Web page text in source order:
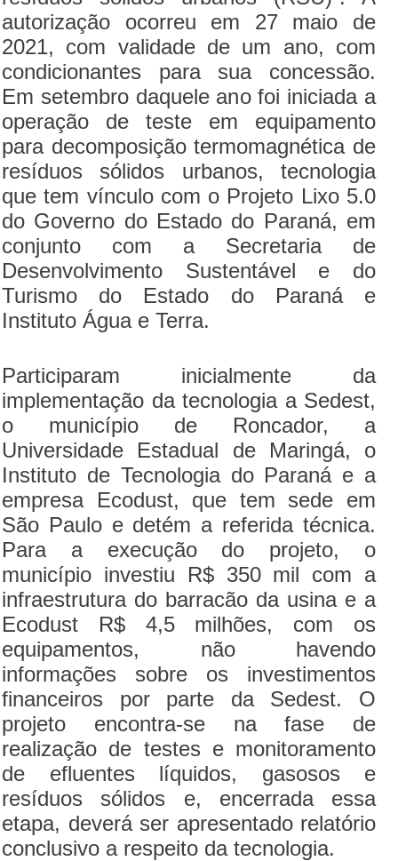
autorização ocorreu em 27 maio de
2021, com validade de um ano, com
condicionantes para sua concessão.
Em setembro daquele ano foi iniciada a
operação de teste em equipamento
para decomposição termomagnética de
resíduos sólidos urbanos, tecnologia
que tem vínculo com o Projeto Lixo 5.0
do Governo do Estado do Paraná, em
conjunto com a Secretaria de
Desenvolvimento Sustentável e do
Turismo do Estado do Paraná e
Instituto Água e Terra.
Participaram inicialmente da
implementação da tecnologia a Sedest,
o município de Roncador, a
Universidade Estadual de Maringá, o
Instituto de Tecnologia do Paraná e a
empresa Ecodust, que tem sede em
São Paulo e detém a referida técnica.
Para a execução do projeto, o
município investiu R$ 350 mil com a
infraestrutura do barracão da usina e a
Ecodust R$ 4,5 milhões, com os
equipamentos, não havendo
informações sobre os investimentos
financeiros por parte da Sedest. O
projeto encontra-se na fase de
realização de testes e monitoramento
de efluentes líquidos, gasosos e
resíduos sólidos e, encerrada essa
etapa, deverá ser apresentado relatório
conclusivo a respeito da tecnologia.